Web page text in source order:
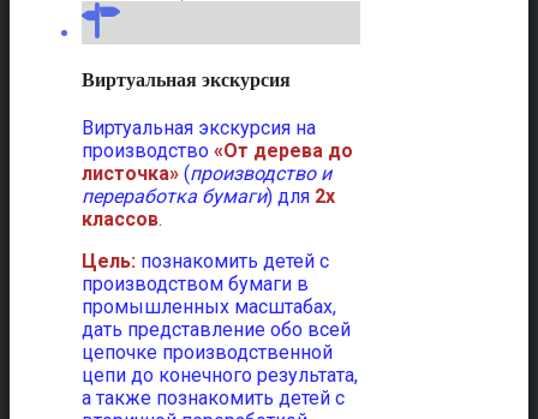
Виртуальная экскурсия
Виртуальная экскурсия на
производство «От дерева до
листочка» (производство и
переработка бумаги) для 2х
классов.
Цель: познакомить детей с
производством бумаги в
промышленных масштабах,
дать представление обо всей
цепочке производственной
цепи до конечного результата,
а также познакомить детей с